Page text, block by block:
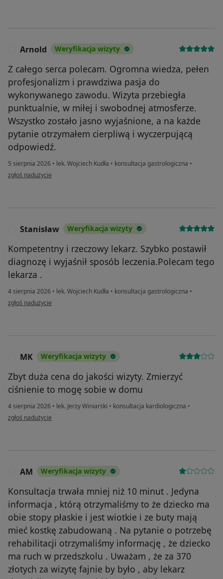
Arnold Weryfikacja wizyty
Z całego serca polecam. Ogromna wiedza, pełen
profesjonalizm i prawdziwa pasja do
wykonywanego zawodu. Wizyta przebiegła
punktualnie, w miłej i swobodnej atmosferze.
Wszystko zostało jasno wyjaśnione, a na każde
pytanie otrzymałem cierpliwą i wyczerpującą
odpowiedź.
5 sierpnia 2026 • lek. Wojciech Kudła • konsultacja gastrologiczna •
w opinii użytkownika Arnold
zgłoś nadużycie
Stanisław Weryfikacja wizyty
Kompetentny i rzeczowy lekarz. Szybko postawił
diagnozę i wyjaśnił sposób leczenia.Polecam tego
lekarza .
4 sierpnia 2026 • lek. Wojciech Kudła • konsultacja gastrologiczna •
w opinii użytkownika Stanisław
zgłoś nadużycie
MK Weryfikacja wizyty
Zbyt duża cena do jakości wizyty. Zmierzyć
ciśnienie to mogę sobie w domu
4 sierpnia 2026 • lek. Jerzy Winiarski • konsultacja kardiologiczna •
w opinii użytkownika MK
zgłoś nadużycie
AM Weryfikacja wizyty
Konsultacja trwała mniej niż 10 minut . Jedyna
informacja , którą otrzymaliśmy to że dziecko ma
obie stopy płaskie i jest wiotkie i ze buty mają
mieć kostkę zabudowaną . Na pytanie o potrzebę
rehabilitacji otrzymaliśmy informację , że dziecko
ma ruch w przedszkolu . Uważam , że za 370
złotych za wizytę fajnie by było , aby lekarz